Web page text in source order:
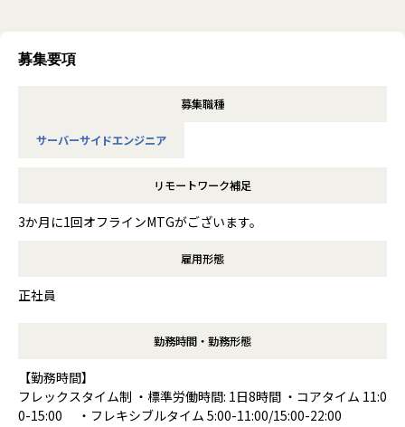
募集要項
募集職種
サーバーサイドエンジニア
リモートワーク補足
3か月に1回オフラインMTGがございます。
雇用形態
正社員
勤務時間・勤務形態
【勤務時間】
フレックスタイム制 ・標準労働時間: 1日8時間 ・コアタイム 11:0
0-15:00 ・フレキシブルタイム 5:00-11:00/15:00-22:00